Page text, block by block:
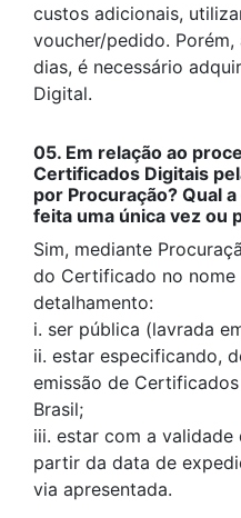
custos adicionais,
voucher/pedido.
dias, é necessário
Digital.
05. Em relação ao
Certificados Digitais
por Procuração? Qual
feita uma única vez ou
Sim, mediante
do Certificado no nome
detalhamento:
i. ser pública (lavrada
ii. estar especificando,
emissão de
Brasil;
iii. estar com a
partir da data de
via apresentada.